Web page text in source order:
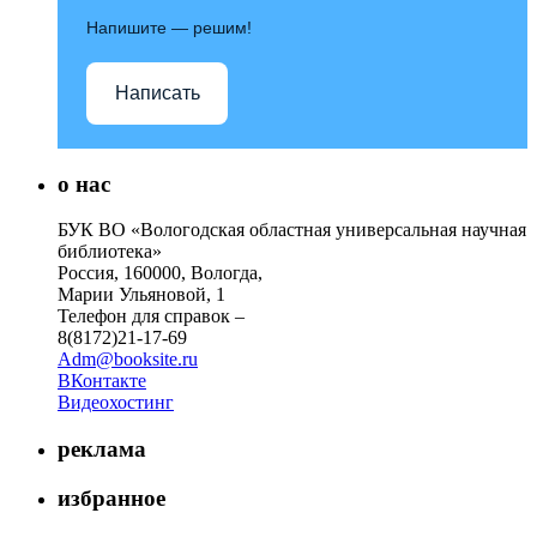
Напишите — решим!
Написать
о нас
БУК ВО «Вологодская областная универсальная научная
библиотека»
Россия, 160000, Вологда,
Марии Ульяновой, 1
Телефон для справок –
8(8172)21-17-69
Adm@booksite.ru
ВКонтакте
Видеохостинг
реклама
избранное